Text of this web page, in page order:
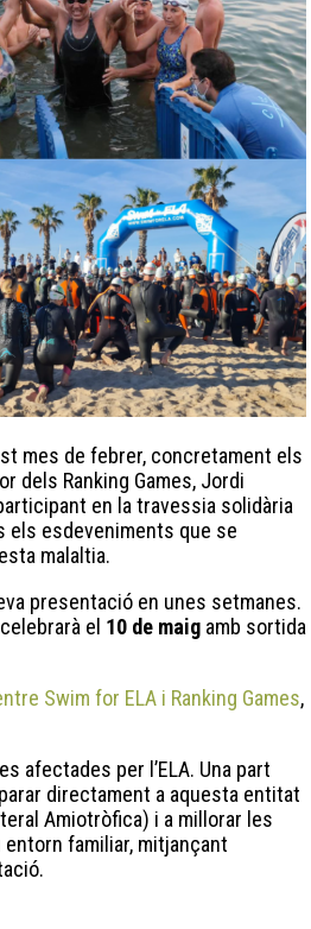
mes de febrer, concretament els
dels Ranking Games, Jordi
en la travessia solidària
els esdeveniments que se
malaltia.
presentació en unes setmanes.
el 10 de maig amb sortida
Swim for ELA i Ranking Games,
afectades per l’ELA. Una part
directament a aquesta entitat
Amiotròfica) i a millorar les
familiar, mitjançant